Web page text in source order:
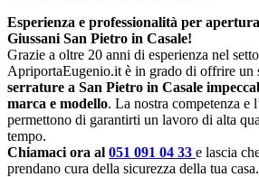
Esperienza e professionalità per
Giussani San Pietro in Casale!
Grazie a oltre 20 anni di esperienza nel
ApriportaEugenio.it è in grado di offrire un
serrature a San Pietro in Casale
marca e modello. La nostra competenza e
permettono di garantirti un lavoro di alta
tempo.
Chiamaci ora al 051 091 04 33 e lascia
prendano cura della sicurezza della tua casa.